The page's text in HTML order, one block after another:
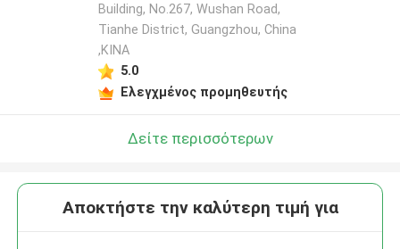
Building, No.267, Wushan Road,
Tianhe District, Guangzhou, China
,ΚΙΝΑ
5.0
Ελεγχμένος προμηθευτής
Δείτε περισσότερων
Αποκτήστε την καλύτερη τιμή για